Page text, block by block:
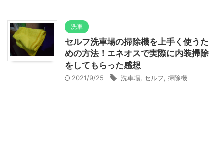
洗車
セルフ洗車場の掃除機を上手く使うた
めの方法！エネオスで実際に内装掃除
をしてもらった感想
2021/9/25 洗車場 セルフ 掃除機